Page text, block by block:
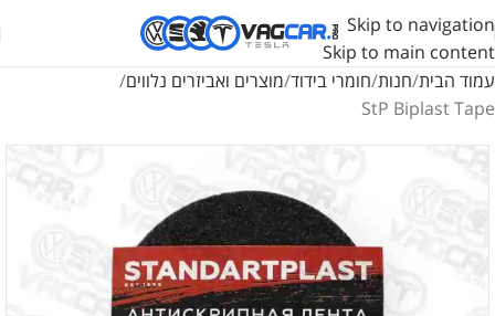
Skip to navigation
Skip to main content
עמוד הבית חנות חומרי בידוד מוצרים ואביזרים נלווים
StP Biplast Tape